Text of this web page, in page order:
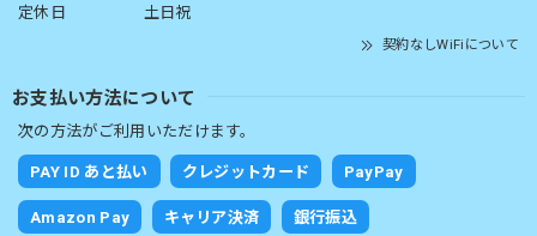
定休日
土日祝
契約なしWiFiについて
お支払い方法について
次の方法がご利用いただけます。
PAY ID あと払い クレジットカード PayPay
Amazon Pay キャリア決済 銀行振込